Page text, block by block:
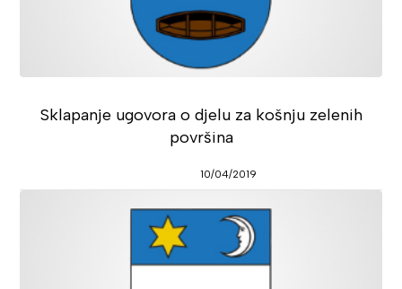
Sklapanje ugovora o djelu za košnju zelenih
površina
10/04/2019